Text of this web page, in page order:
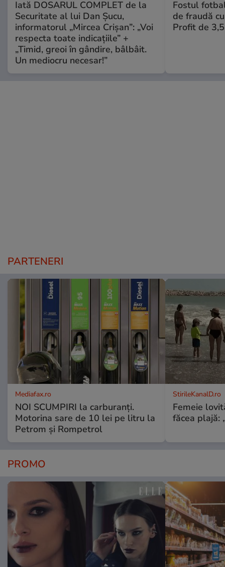
Iată DOSARUL COMPLET de la
Securitate al lui Dan Șucu,
informatorul „Mircea Crișan”: „Voi
respecta toate indicațiile” +
„Timid, greoi în gândire, bâlbâit.
Un mediocru necesar!”
Fostul
de fraudă
Profit de
PARTENERI
Mediafax.ro
NOI SCUMPIRI la carburanți.
Motorina sare de 10 lei pe litru la
Petrom și Rompetrol
StirileKanalD.ro
Femeie
făcea plajă:
PROMO